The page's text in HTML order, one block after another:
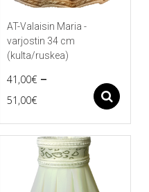
Asetukset
AT-Valaisin Maria -
varjostin 34 cm
(kulta/ruskea)
41,00€ –
51,00€Price
range:
41,00€
through
51,00€
tuotteella
useampi
muunnelma.